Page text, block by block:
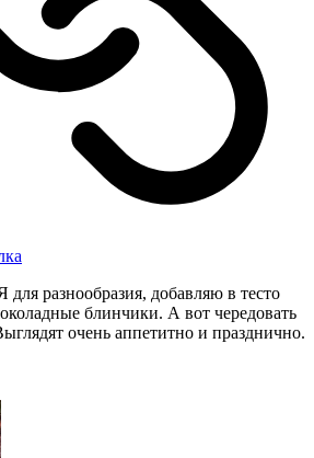
для разнообразия, добавляю в тесто
блинчики. А вот чередовать
очень аппетитно и празднично.